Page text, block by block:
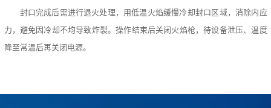
封口完成后需进行退火处理，用低温火焰缓慢冷却封口区域，消除内应
力，避免因冷却不均导致炸裂。操作结束后关闭火焰枪，待设备泄压、温度
降至常温后再关闭电源。